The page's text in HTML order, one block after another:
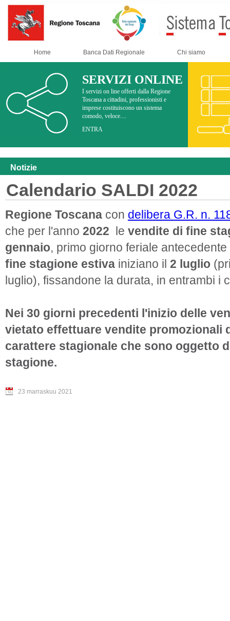
Home Banca Dati Regionale Chi siamo
SERVIZI ONLINE
I servizi on line offerti dalla Regione
Toscana a cittadini, professionisti e
imprese costituiscono un sistema
comodo, veloce....
ENTRA
Notizie
Calendario SALDI 2022
Regione Toscana con delibera G.R. n.
che per l'anno 2022 le vendite di fine
gennaio, primo giorno feriale
fine stagione estiva iniziano il 2 luglio
luglio), fissandone la durata, in entrambi i
Nei 30 giorni precedenti l'inizio delle
vietato effettuare vendite promozionali
carattere stagionale che sono oggetto
stagione.
23 marraskuu 2021